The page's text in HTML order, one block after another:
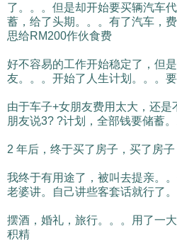
了。。。但是却开始要买辆汽车
蓄，给了头期。。。有了汽车，
思给RM200作伙食费
好不容易的工作开始稳定了，但
友。。。开始了人生计划。。。要
由于车子+女朋友费用太大，还
朋友说3? ?计划，全部钱要储蓄。
2 年后，终于买了房子，买了房子
我终于有用途了，被叫去提亲。
老婆讲。自己讲些客套话就行了。
摆酒，婚礼，旅行。。。用了一
积精